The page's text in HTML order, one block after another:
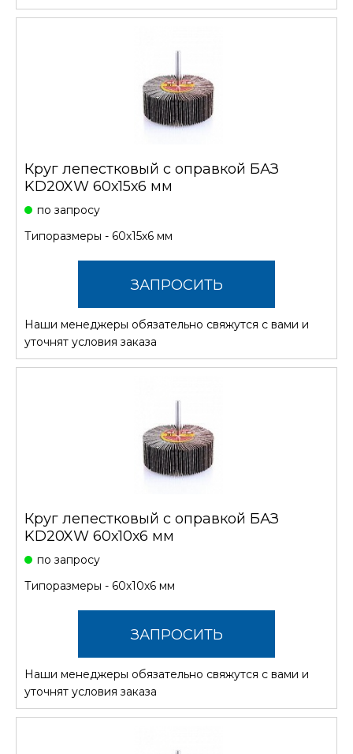
Круг лепестковый с оправкой БАЗ
KD20XW 60х15х6 мм
по запросу
Типоразмеры - 60х15х6 мм
ЗАПРОСИТЬ
СТОИМОСТЬ
Наши менеджеры обязательно свяжутся с вами и
уточнят условия заказа
Круг лепестковый с оправкой БАЗ
KD20XW 60х10х6 мм
по запросу
Типоразмеры - 60х10х6 мм
ЗАПРОСИТЬ
СТОИМОСТЬ
Наши менеджеры обязательно свяжутся с вами и
уточнят условия заказа